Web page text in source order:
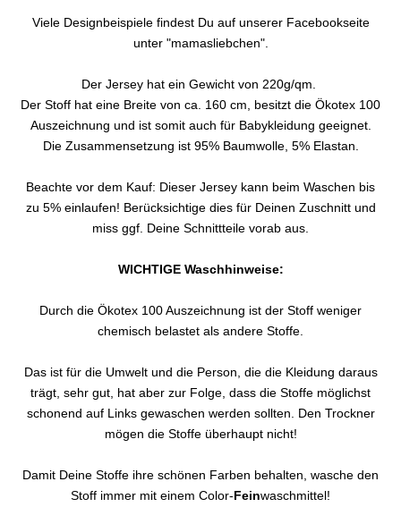
Viele Designbeispiele findest Du auf unserer Facebookseite
unter "mamasliebchen".
Der Jersey hat ein Gewicht von 220g/qm.
Der Stoff hat eine Breite von ca. 160 cm, besitzt die Ökotex 100
Auszeichnung und ist somit auch für Babykleidung geeignet.
Die Zusammensetzung ist 95% Baumwolle, 5% Elastan.
Beachte vor dem Kauf: Dieser Jersey kann beim Waschen bis
zu 5% einlaufen! Berücksichtige dies für Deinen Zuschnitt und
miss ggf. Deine Schnittteile vorab aus.
WICHTIGE Waschhinweise:
Durch die Ökotex 100 Auszeichnung ist der Stoff weniger
chemisch belastet als andere Stoffe.
Das ist für die Umwelt und die Person, die die Kleidung daraus
trägt, sehr gut, hat aber zur Folge, dass die Stoffe möglichst
schonend auf Links gewaschen werden sollten. Den Trockner
mögen die Stoffe überhaupt nicht!
Damit Deine Stoffe ihre schönen Farben behalten, wasche den
Stoff immer mit einem Color-Feinwaschmittel!